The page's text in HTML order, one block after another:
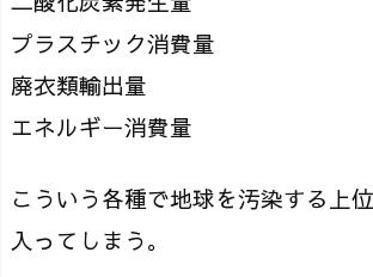
プラスチック消費量
廃衣類輸出量
エネルギー消費量
こういう各種で地球を汚染する上
入ってしまう。